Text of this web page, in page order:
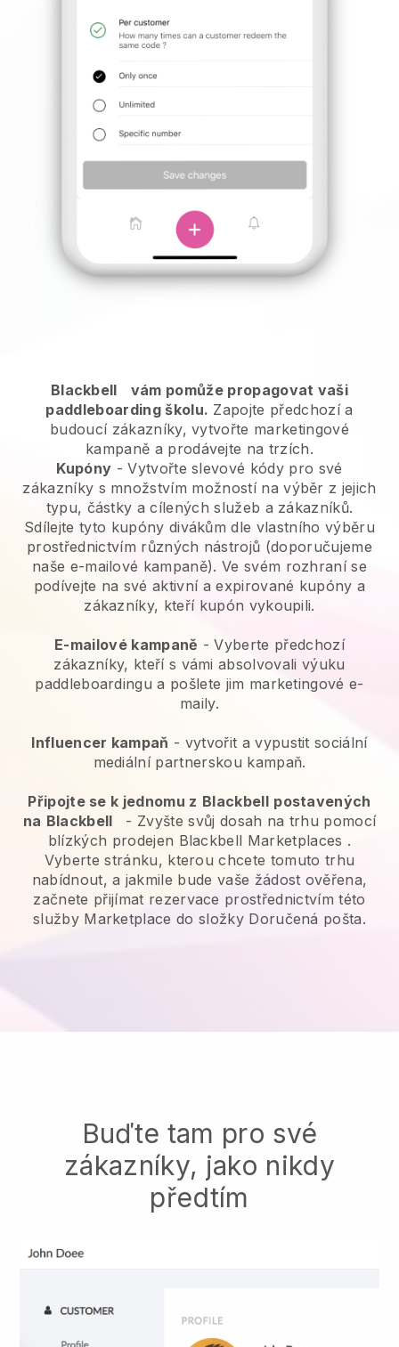
Blackbell
vám pomůže propagovat vaši
paddleboarding školu. Zapojte předchozí a
budoucí zákazníky, vytvořte marketingové
kampaně a prodávejte na trzích.
Kupóny - Vytvořte slevové kódy pro své
zákazníky s množstvím možností na výběr z jejich
typu, částky a cílených služeb a zákazníků.
Sdílejte tyto kupóny divákům dle vlastního výběru
prostřednictvím různých nástrojů (doporučujeme
naše e-mailové kampaně). Ve svém rozhraní se
podívejte na své aktivní a expirované kupóny a
zákazníky, kteří kupón vykoupili.
E-mailové kampaně -Vyberte předchozí
zákazníky, kteří s vámi absolvovali výuku
paddleboardingu a pošlete jim marketingové e-
maily.
Influencer kampaň - vytvořit a vypustit sociální
mediální partnerskou kampaň.
Připojte se k jednomu z Blackbell postavených
na Blackbell - Zvyšte svůj dosah na trhu pomocí
blízkých prodejen Blackbell Marketplaces .
Vyberte stránku, kterou chcete tomuto trhu
nabídnout, a jakmile bude vaše žádost ověřena,
začnete přijímat rezervace prostřednictvím této
služby Marketplace do složky Doručená pošta.
Buďte tam pro své
zákazníky, jako nikdy
předtím